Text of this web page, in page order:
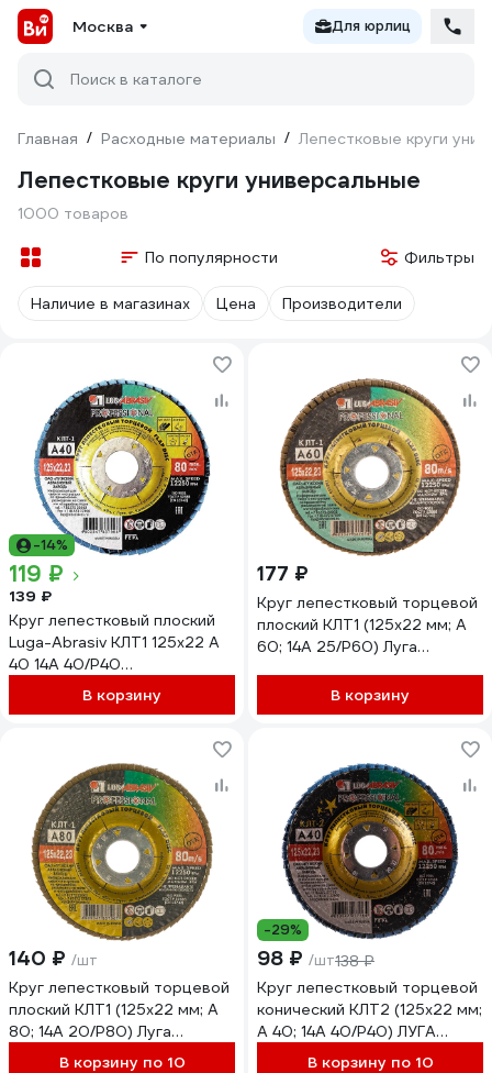
Москва Для юрлиц
Поиск в каталоге
Главная / Расходные материалы / Лепестковые круги
Лепестковые круги универсальные
1000 товаров
По популярности Фильтры
Наличие в магазинах Цена Производители
-14%
119 ₽
139 ₽
Круг лепестковый плоский
Luga-Abrasiv КЛТ1 125х22 А
40 14А 40/Р40
4603347337998
D91012522140400
В корзину
177 ₽
Круг лепестковый торцевой
плоский КЛТ1 (125х22 мм; А
60; 14А 25/Р60) Луга
В корзину
140 ₽ /шт
Круг лепестковый торцевой
плоский КЛТ1 (125х22 мм; А
80; 14А 20/P80) Луга
4603347337967
В корзину по 10
-29%
98 ₽ /шт138 ₽
Круг лепестковый торцевой
конический КЛТ2 (125х22 мм;
А 40; 14А 40/Р40) ЛУГА
4603347277164
В корзину по 10